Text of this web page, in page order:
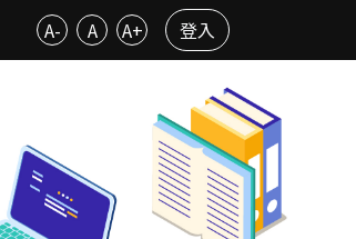
A- A A+ 登入